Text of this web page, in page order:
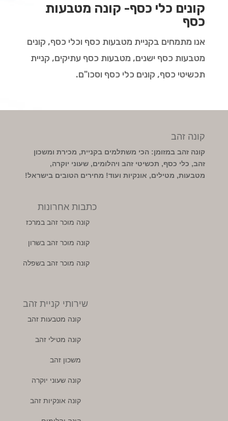
קונים כלי כסף- קונה מטבעות
כסף
אנו מתמחים בקניית מטבעות כסף וכלי כסף, קונים
מטבעות כסף ישנים, מטבעות כסף עתיקים, קניית
תכשיטי כסף, קונים כלי כסף וסכו"ם.
קונה זהב
קונה זהב במזומן: הכי משתלמים בקניית, מכירת ומשכון
זהב, כלי כסף, תכשיטי זהב ויהלומים, שעוני יוקרה,
מטבעות, מטילים, אונקיות ועוד! מחירים הטובים בישראל!
כתבות אחרונות
קונה מוכר זהב במרכז
קונה מוכר זהב בשרון
קונה מוכר זהב בשפלה
שירותי קניית זהב
קונה מטבעות זהב
קונה מטילי זהב
משכון זהב
קונה שעוני יוקרה
קונה אונקיות זהב